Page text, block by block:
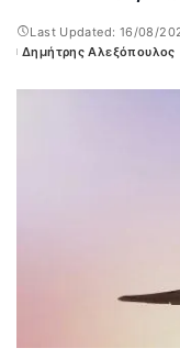
Last Updated: 16/08/
Posted
Δημήτρης Αλεξόπουλος